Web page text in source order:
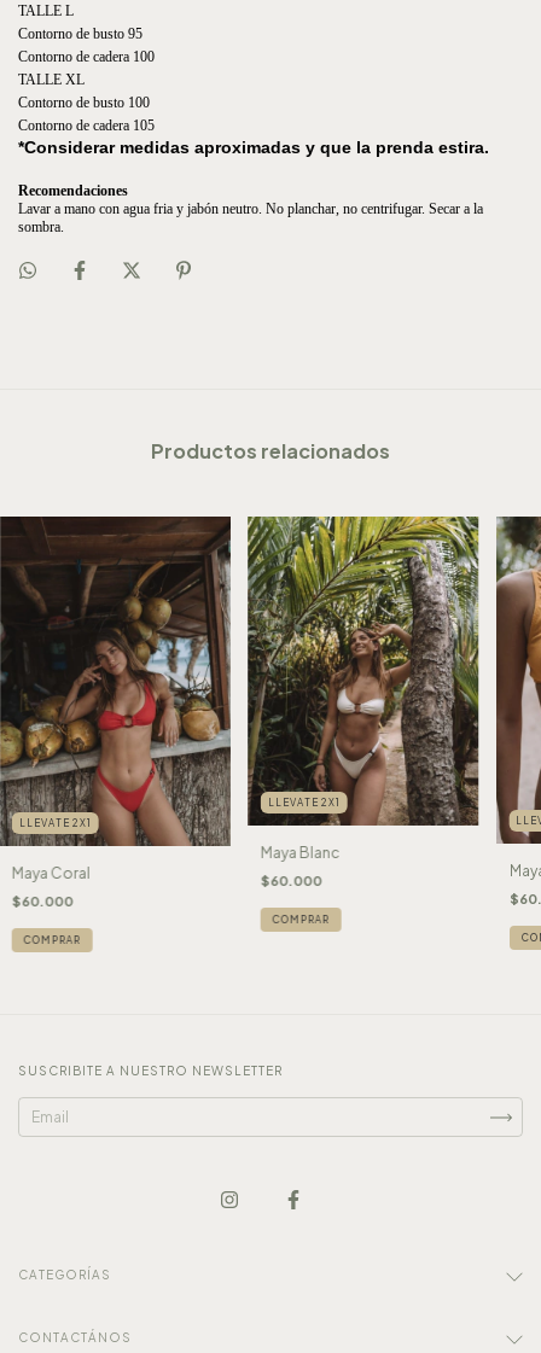
TALLE L
Contorno de busto 95
Contorno de cadera 100
TALLE XL
Contorno de busto 100
Contorno de cadera 105
*Considerar medidas aproximadas y que la prenda estira.
Recomendaciones
Lavar a mano con agua fria y jabón neutro. No planchar, no centrifugar. Secar a la
sombra.
Productos relacionados
LLEVATE 2X1
Maya Coral
$60.000
COMPRAR
LLEVATE 2X1
Maya Blanc
$60.000
COMPRAR
SUSCRIBITE A NUESTRO NEWSLETTER
CATEGORÍAS
CONTACTÁNOS